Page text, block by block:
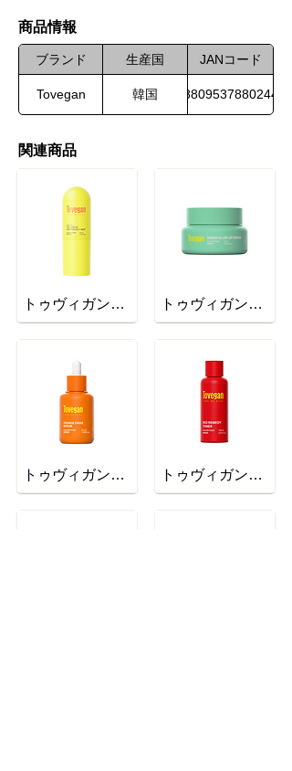
​商品情報
ブランド 生産国 JANコード
Tovegan 韓国 8809537880244
関連商品
トゥヴィガンイエローUVサンプロテクトミスト
トゥヴィガンオレンジングオアシスセラム
トゥヴィガングリーングロウアップクリーム
トゥヴィガンレッドリメディートナー